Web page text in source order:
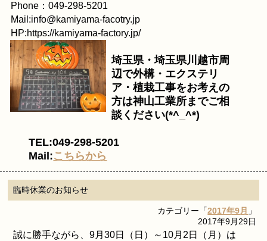
Phone：049-298-5201
Mail:info@kamiyama-facotry.jp
HP:https://kamiyama-factory.jp/
埼玉県・埼玉県川越市周
辺で外構・エクステリ
ア・植栽工事をお考えの
方は神山工業所までご相
談ください(*^_^*)
TEL:049-298-5201
Mail:こちらから
臨時休業のお知らせ
カテゴリー「2017年9月 」
2017年9月29日
誠に勝手ながら、9月30日（日）～10月2日（月）は